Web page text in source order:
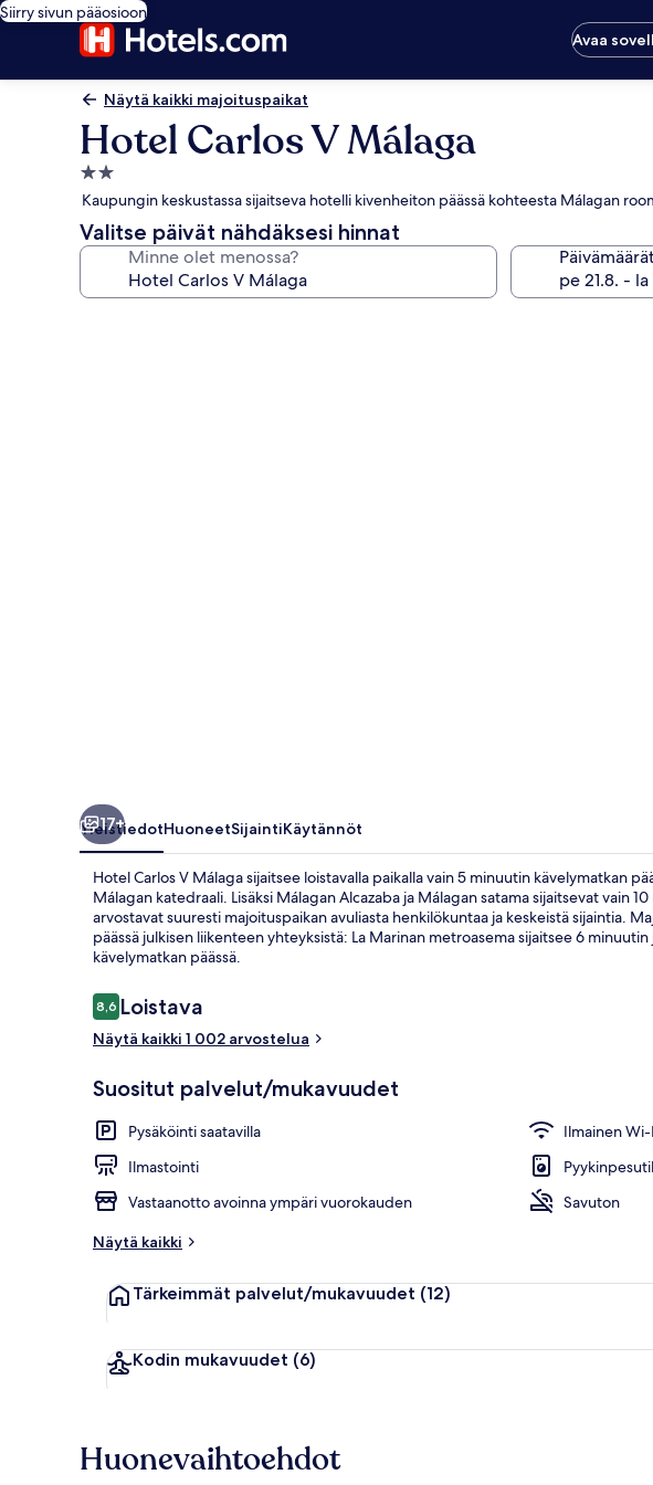
Siirry sivun pääosioon
Avaa
Näytä kaikki majoituspaikat
Hotel Carlos V Málaga
2.0
tähden
majoituspaikka
Kaupungin keskustassa sijaitseva hotelli kivenheiton päässä kohteesta Málagan
Valitse päivät nähdäksesi hinnat
Minne olet menossa?
17+
YleistiedotHuoneetSijaintiKäytännöt
Hotel Carlos V Málaga sijaitsee loistavalla paikalla vain 5 minuutin kävelymatkan
Málagan katedraali. Lisäksi Málagan Alcazaba ja Málagan satama sijaitsevat vain
arvostavat suuresti majoituspaikan avuliasta henkilökuntaa ja keskeistä sijaintia.
päässä julkisen liikenteen yhteyksistä: La Marinan metroasema sijaitsee 6
kävelymatkan päässä.
Arvostelut
8,68,6 kautta 10.
Loistava
Näytä kaikki 1 002 arvostelua
Suositut palvelut/mukavuudet
Pysäköinti saatavilla
Ilmainen Wi-
Ilmastointi
Vastaanotto avoinna ympäri vuorokauden
Savuton
Näytä kaikki
Tärkeimmät palvelut/mukavuudet (12)
Kodin mukavuudet (6)
Huonevaihtoehdot